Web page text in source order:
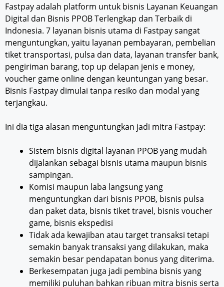
Fastpay adalah platform untuk bisnis Layanan Keuangan
Digital dan Bisnis PPOB Terlengkap dan Terbaik di
Indonesia. 7 layanan bisnis utama di Fastpay sangat
menguntungkan, yaitu layanan pembayaran, pembelian
tiket transportasi, pulsa dan data, layanan transfer bank,
pengiriman barang, top up delapan jenis e money,
voucher game online dengan keuntungan yang besar.
Bisnis Fastpay dimulai tanpa resiko dan modal yang
terjangkau.
Ini dia tiga alasan menguntungkan jadi mitra Fastpay:
Sistem bisnis digital layanan PPOB yang mudah
dijalankan sebagai bisnis utama maupun bisnis
sampingan.
Komisi maupun laba langsung yang
menguntungkan dari bisnis PPOB, bisnis pulsa
dan paket data, bisnis tiket travel, bisnis voucher
game, bisnis ekspedisi
Tidak ada kewajiban atau target transaksi tetapi
semakin banyak transaksi yang dilakukan, maka
semakin besar pendapatan bonus yang diterima.
Berkesempatan juga jadi pembina bisnis yang
memiliki puluhan bahkan ribuan mitra bisnis serta